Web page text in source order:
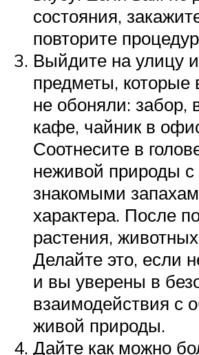
состояния,
повторите
Выйдите на улицу
предметы, которые
не обоняли: забор,
кафе, чайник в
Соотнесите в
неживой природы с
знакомыми
характера. После
растения,
Делайте это, если
и вы уверены в
взаимодействия с
живой природы.
Дайте как можно